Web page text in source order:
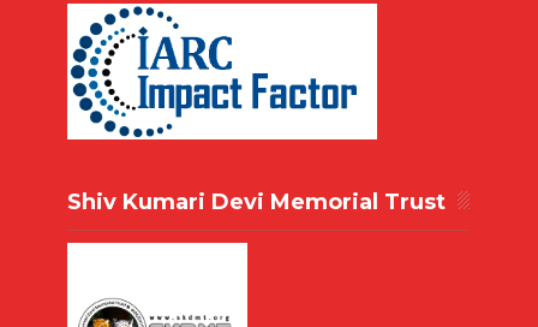
Shiv Kumari Devi Memorial Trust